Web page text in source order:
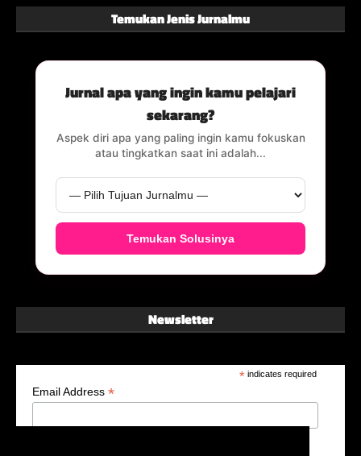
Temukan Jenis Jurnalmu
Jurnal apa yang ingin kamu pelajari
sekarang?
Aspek diri apa yang paling ingin kamu fokuskan
atau tingkatkan saat ini adalah...
Temukan Solusinya
Newsletter
* indicates required
Email Address *